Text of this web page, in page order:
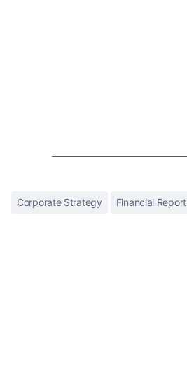
Corporate Strategy Financial Report